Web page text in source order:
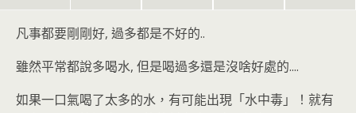
凡事都要剛剛好, 過多都是不好的..
雖然平常都說多喝水, 但是喝過多還是沒啥好處的....
如果一口氣喝了太多的水，有可能出現「水中毒」！就有